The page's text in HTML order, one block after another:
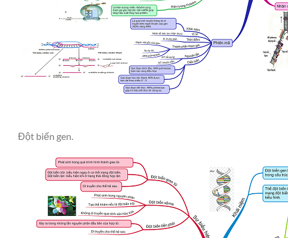
Đột biến gen.